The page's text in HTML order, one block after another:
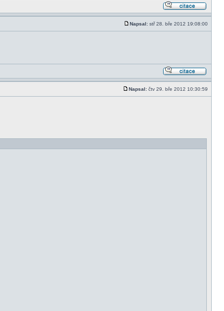
Napsal: stř 28. bře 2012 19:08:00
Napsal: čtv 29. bře 2012 10:30:59